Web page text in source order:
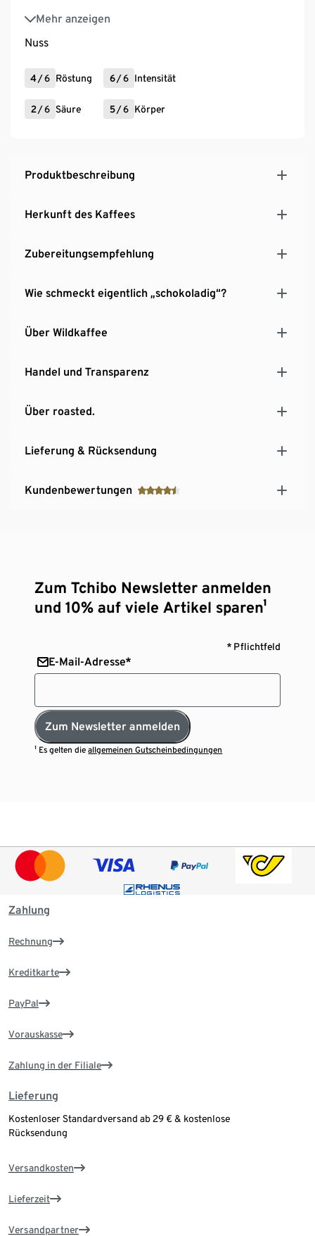
Mehr anzeigen
Varietät: Yellow Catuai (Brasilien), Caturra, Castillo
(Kolumbien), Peredenya, SLN 274 (Indien)
Nuss
4/6 Röstung 6 /6 Intensität
2 /6 Säure 5 /6 Körper
Produktbeschreibung
Herkunft des Kaffees
Zubereitungsempfehlung
Wie schmeckt eigentlich „schokoladig“?
Über Wildkaffee
Handel und Transparenz
Über roasted.
Lieferung & Rücksendung
Kundenbewertungen
Zum Tchibo Newsletter anmelden
und 10% auf viele Artikel sparen¹
* Pflichtfeld
E-Mail-Adresse*
Zum Newsletter anmelden
¹ Es gelten dieallgemeinen Gutscheinbedingungen
Zahlung
Rechnung
Kreditkarte
PayPal
Vorauskasse
Zahlung in der Filiale
Lieferung
Kostenloser Standardversand ab 29 € & kostenlose
Rücksendung
Versandkosten
Lieferzeit
Versandpartner